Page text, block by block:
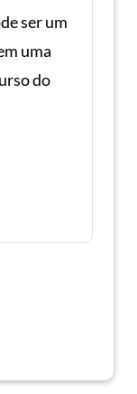
ser um
uma
do